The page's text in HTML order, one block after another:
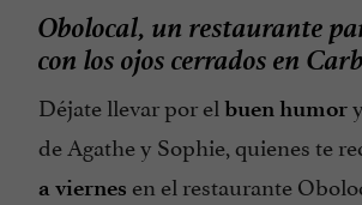
Obolocal, un restaurante
con los ojos cerrados en
Déjate llevar por el buen humory
de Agathe y Sophie, quienes te
a viernes en el restaurante